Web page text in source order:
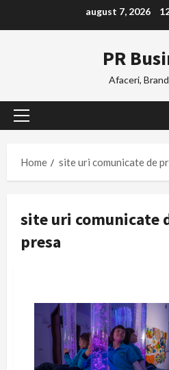
august 7, 2026
PR
Afaceri,
Primary
Home
site uri comunicate de
site uri comunicate
presa